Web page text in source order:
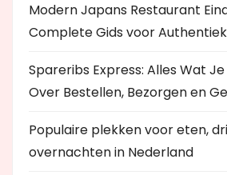
Modern Japans Restaurant
Complete Gids voor
Spareribs Express: Alles Wat
Over Bestellen, Bezorgen en
Populaire plekken voor eten,
overnachten in Nederland